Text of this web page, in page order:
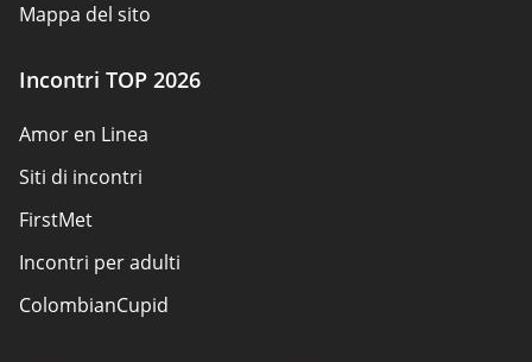
Mappa del sito
Incontri TOP 2026
Amor en Linea
Siti di incontri
FirstMet
Incontri per adulti
ColombianCupid